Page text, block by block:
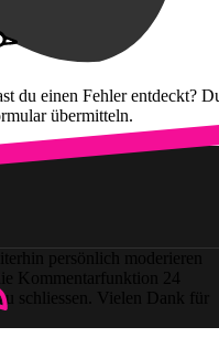
du einen Fehler entdeckt?
übermitteln.
persönlich moderieren
Kommentarfunktion 24
schliessen. Vielen Dank für